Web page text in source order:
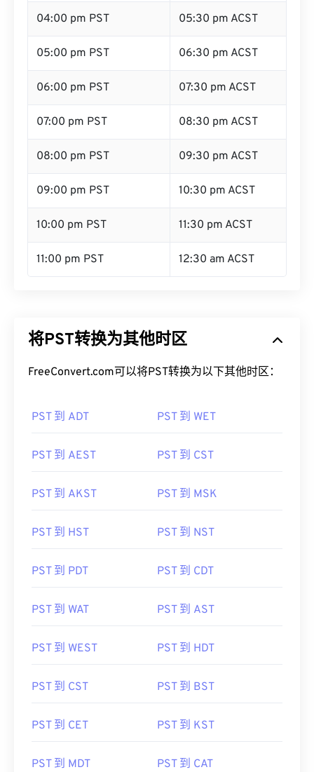
04:00 pm PST 05:30 pm ACST
05:00 pm PST 06:30 pm ACST
06:00 pm PST 07:30 pm ACST
07:00 pm PST 08:30 pm ACST
08:00 pm PST 09:30 pm ACST
09:00 pm PST 10:30 pm ACST
10:00 pm PST 11:30 pm ACST
11:00 pm PST 12:30 am ACST
将PST转换为其他时区
FreeConvert.com可以将PST转换为以下其他时区：
PST 到 ADT PST 到 WET
PST 到 AEST PST 到 CST
PST 到 AKST PST 到 MSK
PST 到 HST PST 到 NST
PST 到 PDT PST 到 CDT
PST 到 WAT PST 到 AST
PST 到 WEST PST 到 HDT
PST 到 CST PST 到 BST
PST 到 CET PST 到 KST
PST 到 MDT PST 到 CAT